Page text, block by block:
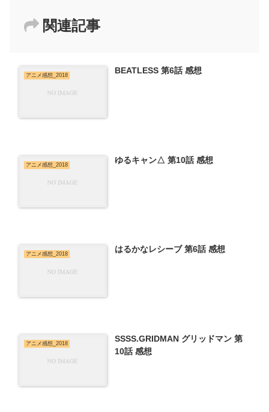
関連記事
アニメ感想_2018 BEATLESS 第6話 感想
アニメ感想_2018 ゆるキャン△ 第10話 感想
アニメ感想_2018 はるかなレシーブ 第6話 感想
アニメ感想_2018
SSSS.GRIDMAN グリッドマン 第
10話 感想